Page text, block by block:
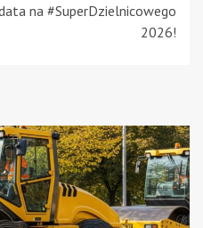
na #SuperDzielnicowego
2026!